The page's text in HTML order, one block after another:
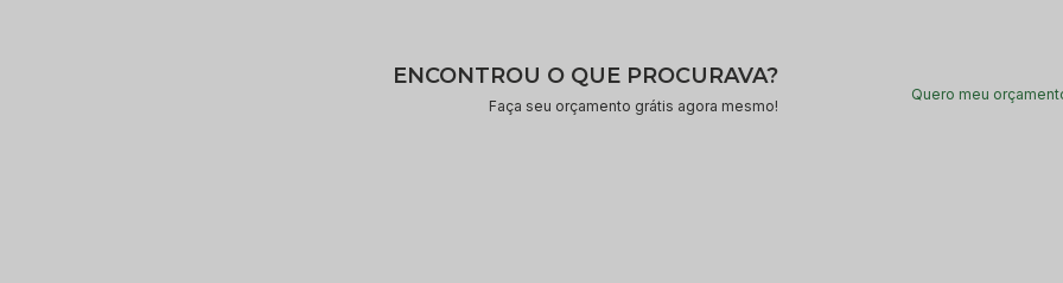
ENCONTROU O QUE PROCURAVA?
Faça seu orçamento grátis agora mesmo!
Quero meu